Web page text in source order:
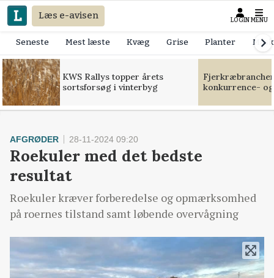
Læs e-avisen LOGIN MENU
Seneste Mest læste Kvæg Grise Planter
KWS Rallys topper årets
sortsforsøg i vinterbyg
konkurrence-
AFGRØDER 28-11-2024 09:20
Roekuler med det bedste
resultat
Roekuler kræver forberedelse og opmærksomhed
på roernes tilstand samt løbende overvågning